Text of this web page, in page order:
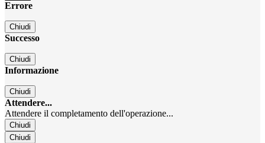
Errore
Chiudi
Successo
Chiudi
Informazione
Chiudi
Attendere...
Attendere il completamento dell'operazione...
Chiudi
Chiudi